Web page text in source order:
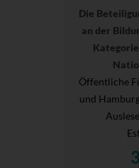
Die
an der
Öffentliche
und